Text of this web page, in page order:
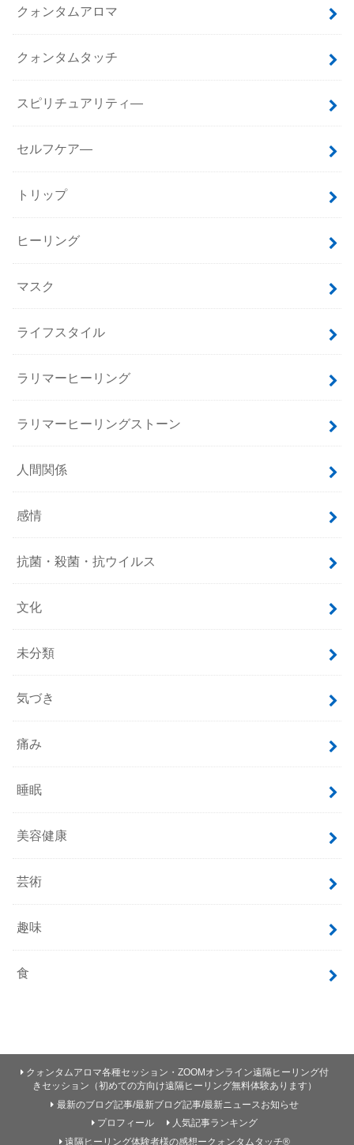
クォンタムアロマ
クォンタムタッチ
スピリチュアリティ―
セルフケア―
トリップ
ヒーリング
マスク
ライフスタイル
ラリマーヒーリング
ラリマーヒーリングストーン
人間関係
感情
抗菌・殺菌・抗ウイルス
文化
未分類
気づき
痛み
睡眠
美容健康
芸術
趣味
食
クォンタムアロマ各種セッション・ZOOMオンライン遠隔ヒーリング付
きセッション（初めての方向け遠隔ヒーリング無料体験あります）
最新のブログ記事/最新ブログ記事/最新ニュースお知らせ
プロフィール
人気記事ランキング
遠隔ヒーリング体験者様の感想ークォンタムタッチ®